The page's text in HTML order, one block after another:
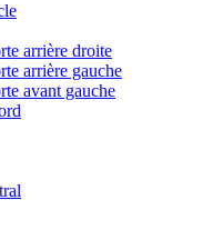
arrière droite
arrière gauche
avant gauche